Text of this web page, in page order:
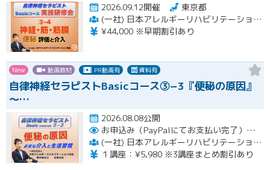
2026.09.12開催
東京都
(一社) 日本アレルギーリハビリテーション協会
¥44,000 ※早期割引あり
New 動画教材 PR動画有 資料有
自律神経セラピストBasicコース③−3『便秘の原因』
〜…
2026.08.08公開
お申込み（PayPalにてお支払い完了）後にメール or LINEオープンチャットより、アーカイブ視聴の際に必要なリンクをお送りいたします。
(一社) 日本アレルギーリハビリテーション協会
１講座：¥5,980 ※3講座まとめ割引あり